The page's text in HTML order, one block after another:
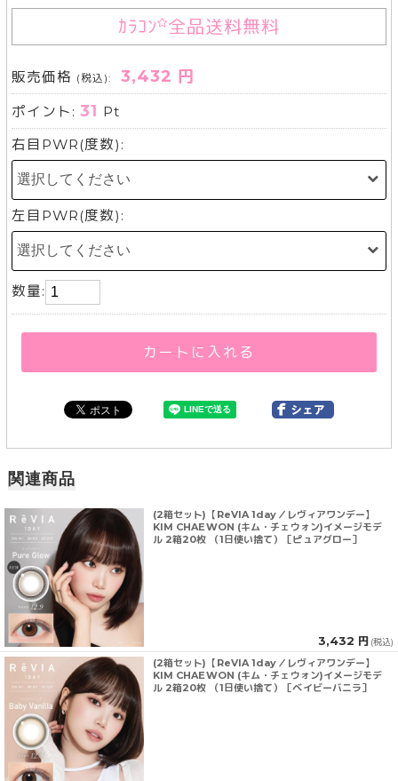
ｶﾗｺﾝ 全品送料無料
販売価格 (税込): 3,432 円
ポイント:31 Pt
右目PWR(度数):
左目PWR(度数):
数量:
カートに入れる
関連商品
(2箱セット)【ReVIA 1day／レヴィアワンデー】
KIM CHAEWON (キム・チェウォン)イメージモデ
ル 2箱20枚 （1日使い捨て）［ピュアグロー］
3,432 円 (税込)
(2箱セット)【ReVIA 1day／レヴィアワンデー】
KIM CHAEWON (キム・チェウォン)イメージモデ
ル 2箱20枚 （1日使い捨て）［ベイビーバニラ］